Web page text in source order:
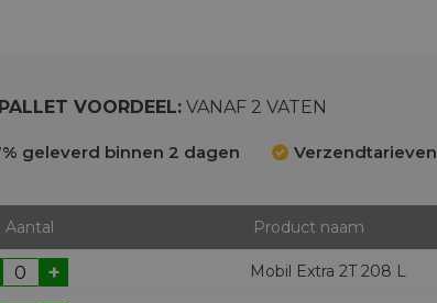
VOORDEEL:VANAF 2 VATEN
geleverd binnen 2 dagen Verzendtarieven
Aantal Product naam
+ Mobil Extra 2T 208 L